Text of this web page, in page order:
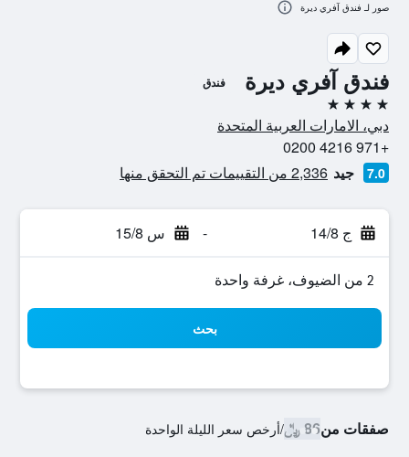
فندق آفري ديرة فندق
4 نجوم
دبي، الامارات العربية المتحدة
+971 4216 0200
7.0 جيد 2,336 من التقييمات تم التحقق منها
ج 14/8 - س 15/8
2 من الضيوف، غرفة واحدة
بحث
صفقات من86 ﷼ /أرخص سعر الليلة الواحدة
صور لـ فندق آفري ديرة